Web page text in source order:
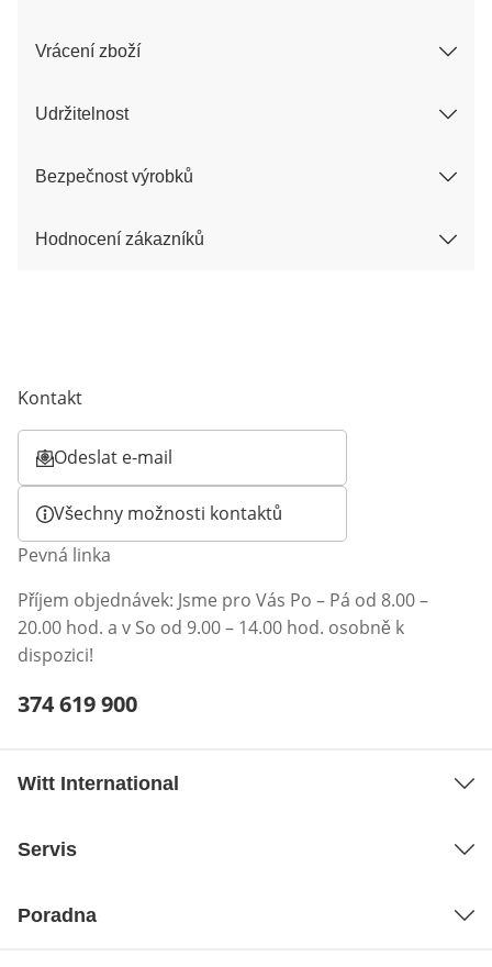
Vrácení zboží
Udržitelnost
Bezpečnost výrobků
Hodnocení zákazníků
Kontakt
Odeslat e-mail
Otevírá e-mailového klienta
Všechny možnosti kontaktů
Pevná linka
Příjem objednávek: Jsme pro Vás Po – Pá od 8.00 –
20.00 hod. a v So od 9.00 – 14.00 hod. osobně k
dispozici!
Telefonní číslo:
374 619 900
Witt International
Servis
Poradna